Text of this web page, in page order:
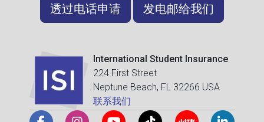
透过电话申请 发电邮给我们
International Student Insurance
224 First Street
Neptune Beach, FL 32266 USA
联系我们